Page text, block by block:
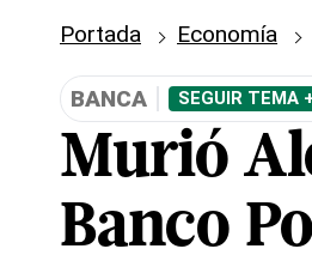
Portada Economía
BANCA SEGUIR TEMA
Murió
Banco